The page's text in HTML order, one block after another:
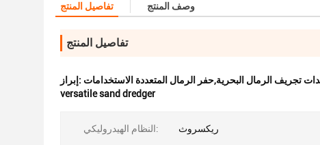
تفاصيل المنتج وصف المنتج
تفاصيل المنتج
إبراز: تجريف الرمال البحرية,حفر الرمال المتعددة الاستخدامات
versatile sand dredger
النظام الهيدروليكي: ريكسروث